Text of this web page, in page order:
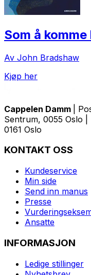
Som å komme
Av John Bradshaw
Kjøp her
Cappelen Damm
|
Sentrum, 0055 Oslo |
0161 Oslo
KONTAKT OSS
Kundeservice
Min side
Send inn manus
Presse
Ansatte
INFORMASJON
Ledige stillinger